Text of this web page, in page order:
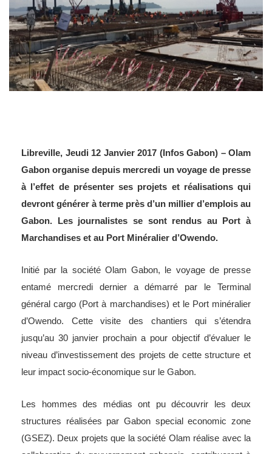
Libreville, Jeudi 12 Janvier 2017 (Infos Gabon) – Olam
Gabon organise depuis mercredi un voyage de presse
à l’effet de présenter ses projets et réalisations qui
devront générer à terme près d’un millier d’emplois au
Gabon. Les journalistes se sont rendus au Port à
Marchandises et au Port Minéralier d’Owendo.
Initié par la société Olam Gabon, le voyage de presse
entamé mercredi dernier a démarré par le Terminal
général cargo (Port à marchandises) et le Port minéralier
d’Owendo. Cette visite des chantiers qui s’étendra
jusqu’au 30 janvier prochain a pour objectif d’évaluer le
niveau d’investissement des projets de cette structure et
leur impact socio-économique sur le Gabon.
Les hommes des médias ont pu découvrir les deux
structures réalisées par Gabon special economic zone
(GSEZ). Deux projets que la société Olam réalise avec la